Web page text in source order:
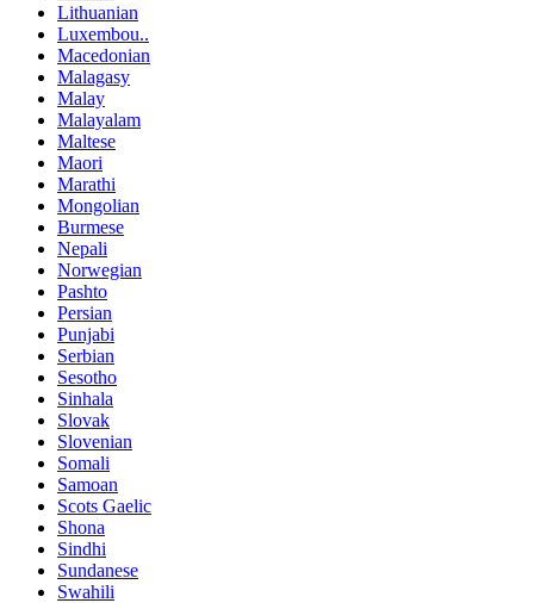
Lithuanian
Luxembou..
Macedonian
Malagasy
Malay
Malayalam
Maltese
Maori
Marathi
Mongolian
Burmese
Nepali
Norwegian
Pashto
Persian
Punjabi
Serbian
Sesotho
Sinhala
Slovak
Slovenian
Somali
Samoan
Scots Gaelic
Shona
Sindhi
Sundanese
Swahili